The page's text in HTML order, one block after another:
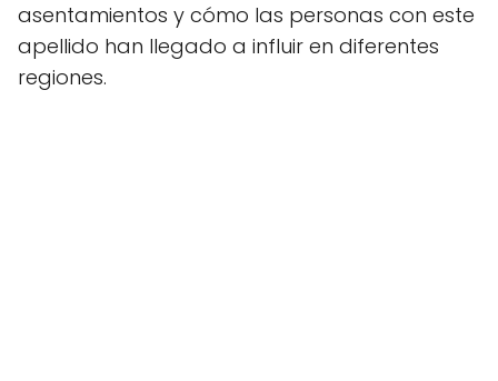
asentamientos y cómo las personas con este
apellido han llegado a influir en diferentes
regiones.